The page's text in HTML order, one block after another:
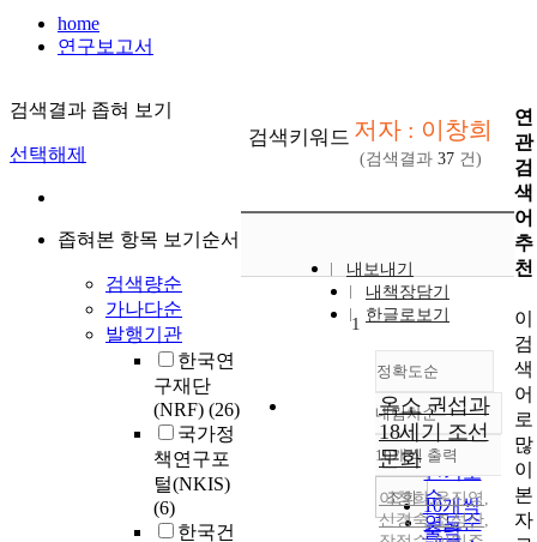
home
연구보고서
검색결과 좁혀 보기
선택해제
좁혀본 항목 보기순서
검색량순
가나다순
발행기관
한국연
구재단
(NRF) (26)
국가정
책연구포
털(NKIS)
(6)
한국건
검색키워드 저자 : 이창희
(검색결과 37 건)
내보내기
내책장담기
한글로보기
정확도순
정확도
순
인기도
순
연도순
내림차순
내림차순
10개씩 출력
10개씩
출력
조회
1
옥소 권섭과
18세기 조선
문화
이창희,윤진영 ,
신경숙,조성산,
연
관
검
색
어
추
천
이
검
색
어
로
많
이
본
자